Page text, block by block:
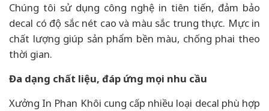
Chúng tôi sử dụng công nghệ in tiên tiến, đảm bảo
decal có độ sắc nét cao và màu sắc trung thực. Mực in
chất lượng giúp sản phẩm bền màu, chống phai theo
thời gian.
Đa dạng chất liệu, đáp ứng mọi nhu cầu
Xưởng In Phan Khôi cung cấp nhiều loại decal phù hợp